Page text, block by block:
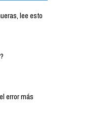
lee esto
error más